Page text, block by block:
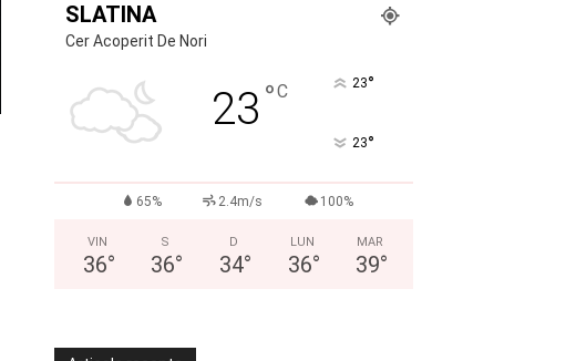
SLATINA
Cer Acoperit De Nori
23 °C 23°
23°
65% 2.4m/s 100%
VIN
36°
S
36°
D
34°
LUN
36°
MAR
39°